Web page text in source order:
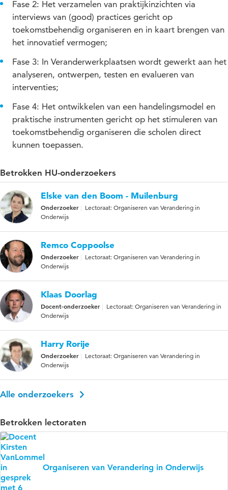
Fase 2: Het verzamelen van praktijkinzichten via
interviews van (good) practices gericht op
toekomstbehendig organiseren en in kaart brengen van
het innovatief vermogen;
Fase 3: In Veranderwerkplaatsen wordt gewerkt aan het
analyseren, ontwerpen, testen en evalueren van
interventies;
Fase 4: Het ontwikkelen van een handelingsmodel en
praktische instrumenten gericht op het stimuleren van
toekomstbehendig organiseren die scholen direct
kunnen toepassen.
Betrokken HU-onderzoekers
Elske van den Boom - Muilenburg
Onderzoeker
Lectoraat: Organiseren van Verandering in
Onderwijs
Remco Coppoolse
Onderzoeker
Lectoraat: Organiseren van Verandering in
Onderwijs
Klaas Doorlag
Docent-onderzoeker
Lectoraat: Organiseren van Verandering in
Onderwijs
Harry Rorije
Onderzoeker
Lectoraat: Organiseren van Verandering in
Onderwijs
Alle onderzoekers
Betrokken lectoraten
Organiseren van Verandering in Onderwijs